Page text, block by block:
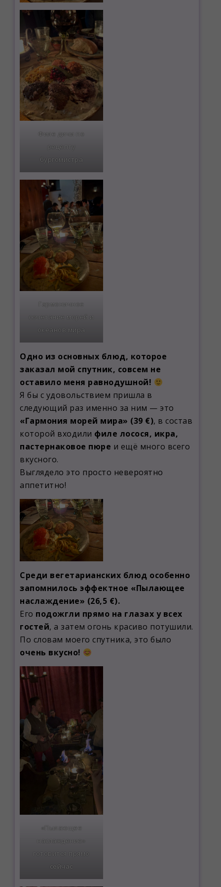
Филе дичи по
рецепту
бургомистра
Гармоничное
сочетание морей и
океанов мира
Одно из основных блюд, которое
заказал мой спутник, совсем не
оставило меня равнодушной!
Я бы с удовольствием пришла в
следующий раз именно за ним — это
«Гармония морей мира» (39 €), в состав
которой входили филе лосося, икра,
пастернаковое пюре и ещё много всего
вкусного.
Выглядело это просто невероятно
аппетитно!
Среди вегетарианских блюд особенно
запомнилось эффектное «Пылающее
наслаждение» (26,5 €).
Его подожгли прямо на глазах у всех
гостей, а затем огонь красиво потушили.
По словам моего спутника, это было
очень вкусно!
«Пылающее
наслаждение»
готовится прямо
сейчас